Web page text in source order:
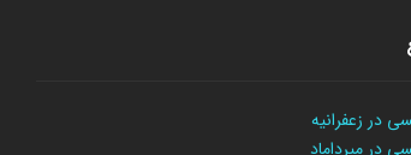
در زعفرانیه
در میرداماد